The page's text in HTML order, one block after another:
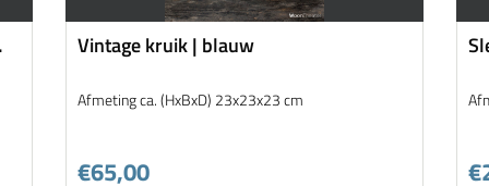
Vintage kruik | blauw
Afmeting ca. (HxBxD) 23x23x23 cm
€65,00